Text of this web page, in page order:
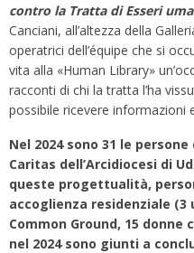
contro la Tratta di Esseri
Canciani, all’altezza della
operatrici dell’équipe che si
vita alla «Human Library»
racconti di chi la tratta l’ha
possibile ricevere informazioni
Nel 2024 sono 31 le
Caritas dell’Arcidiocesi di
queste progettualità,
accoglienza residenziale
Common Ground, 15 donne
nel 2024 sono giunti a